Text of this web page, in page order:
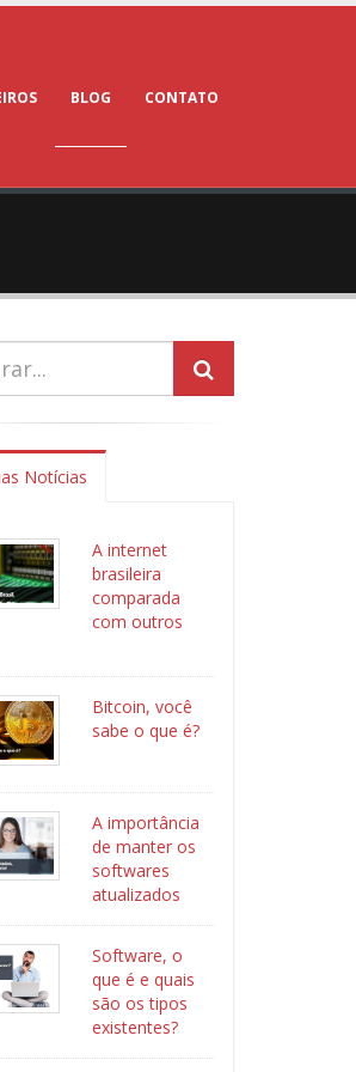
BLOG CONTATO
Notícias
A internet
brasileira
comparada
com outros
Bitcoin, você
sabe o que é?
A importância
de manter os
softwares
atualizados
Software, o
que é e quais
são os tipos
existentes?